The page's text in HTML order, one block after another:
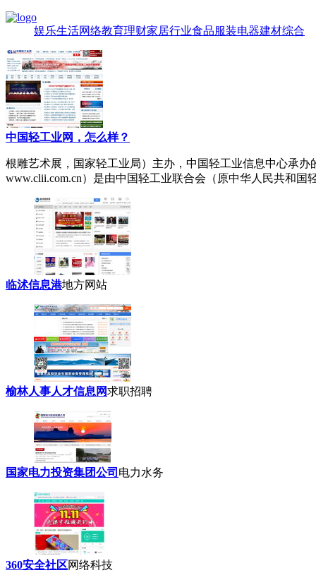
娱乐生活网络教育理财家居行业食品服装电器建材综合
中国轻工业网，怎么样？
根雕艺术展 ，国家轻工业局）主办，中国轻工业信息中心承
www.clii.com.cn）是由中国轻工业联合会（原中华人民共和国
临沭信息港地方网站
榆林人事人才信息网求职招聘
国家电力投资集团公司 电力水务
360安全社区网络科技